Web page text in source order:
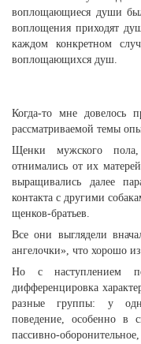
воплощающиеся души
воплощения приходят
каждом конкретном
воплощающихся душ.
Когда-то мне довелось
рассматриваемой темы
Щенки мужского пола,
отнимались от их
выращивались далее
контакта с другими
щенков-братьев.
Все они выглядели
ангелочки», что хорошо
Но с наступлением
дифференцировка
разные группы: у
поведение, особенно
пассивно-